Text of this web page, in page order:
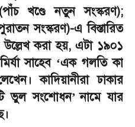
খণ্ডে নতুন সংস্করণ);
সংস্করণ)-এ বিস্তারিত
উল্লেখ করা হয়,এটা ১৯০১
সাহেব ‘এক গলতি কা
কাদিয়ানীরা ঢাকার
ভুল সংশোধন’ নামে যার